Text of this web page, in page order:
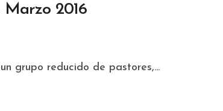
Marzo 2016
grupo reducido de pastores,...